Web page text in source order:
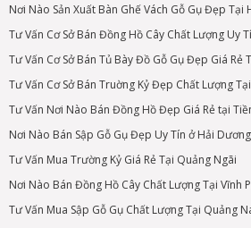
Nơi Nào Sản Xuất Bàn Ghế Vách Gỗ Gụ Đẹp Tại
Tư Vấn Cơ Sở Bán Đồng Hồ Cây Chất Lượng Uy
Tư Vấn Cơ Sở Bán Tủ Bày Đồ Gỗ Gụ Đẹp Giá Rẻ
Tư Vấn Cơ Sở Bán Truờng Kỷ Đẹp Chất Lượng
Tư Vấn Nơi Nào Bán Đồng Hồ Đẹp Giá Rẻ tại
Nơi Nào Bán Sập Gỗ Gụ Đẹp Uy Tín ở Hải Dương
Tư Vấn Mua Trường Kỷ Giá Rẻ Tại Quảng Ngãi
Nơi Nào Bán Đồng Hồ Cây Chất Lượng Tại Vĩnh
Tư Vấn Mua Sập Gỗ Gụ Chất Lượng Tại Quảng